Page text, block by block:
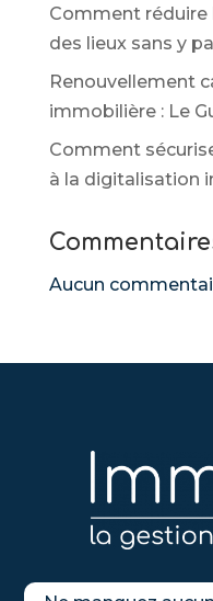
Comment réduire
des lieux sans y
Renouvellement
immobilière : Le
Comment
à la digitalisation
Aucun